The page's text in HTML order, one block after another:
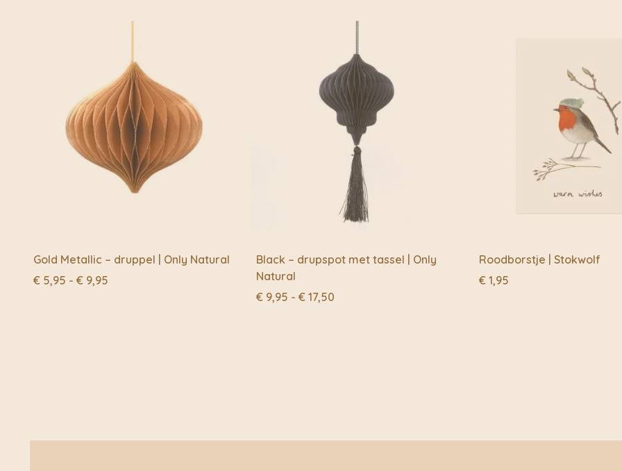
gifstoffen
grootste deel van het
oogsten van de
Grondstoffen zijn
van de materialen te
Zorg voor mensen
Armoedebestrijding
doelstellingen. Hoe?
ontwikkelingslanden.
het is een
Gold Metallic – druppel | Only Natural
€ 5,95 - € 9,95
Black – drupspot met tassel | Only
Natural
€ 9,95 - € 17,50
Roodborstje | Stokwolf
€ 1,95